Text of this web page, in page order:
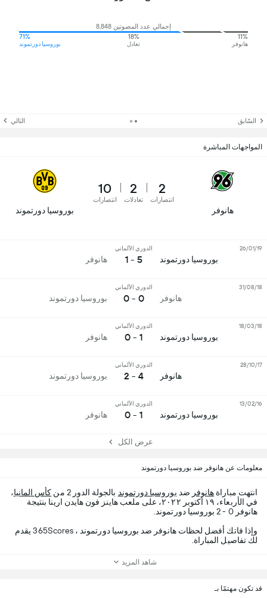
إجمالي عدد المصوتين 8,848
11%
هانوفر
18%
تعادل
71%
بوروسيا دورتموند
السّابق التالي
المواجهات المباشرة
هانوفر
2
انتصارات
2
تعادلات
10
انتصارات
بوروسيا دورتموند
بوروسيا دورتموند
الدوري الألماني
5 - 1 هانوفر
26/01/19
هانوفر
الدوري الألماني
0 - 0 بوروسيا دورتموند
31/08/18
بوروسيا دورتموند
الدوري الألماني
1 - 0 هانوفر
18/03/18
هانوفر
الدوري الألماني
4 - 2 بوروسيا دورتموند
28/10/17
بوروسيا دورتموند
الدوري الألماني
1 - 0 هانوفر
13/02/16
عرض الكل
معلومات عن هانوفر ضد بوروسيا دورتموند
انتهت مباراة هانوفر ضد بوروسيا دورتموند بالجولة الدور 2 من كأس المانيا،
في الأربعاء، ١٩ أكتوبر ٢٠٢٢، على ملعب هاينز فون هايدن ارينا بنتيجة
هانوفر 0 - 2 بوروسيا دورتموند.
وإذا فاتك أفضل لحظات هانوفر ضد بوروسيا دورتموند ، 365Scores يقدم
لك تفاصيل المباراة.
شاهد المزيد
قد تكون مهتمًا بـ